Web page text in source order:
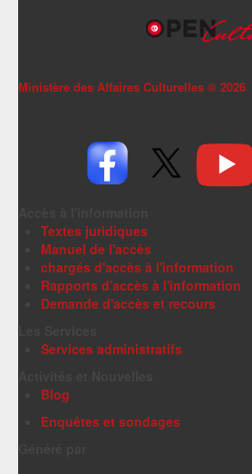
Ministère des Affaires Culturelles © 2026
Textes juridiques
Manuel de l'accès
chargés d'accès à l'information
Rapports d'accès à l'information
Demande d'accès et recours
Services administratifs
Blog
Enquêtes et sondages